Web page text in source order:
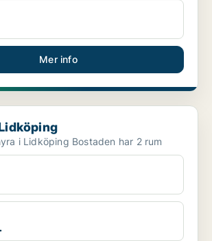
Mer info
Lägenhet att hyra i Lidköping Bostaden har 2 rum